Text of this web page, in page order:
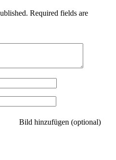
Required fields are
Bild hinzufügen (optional)